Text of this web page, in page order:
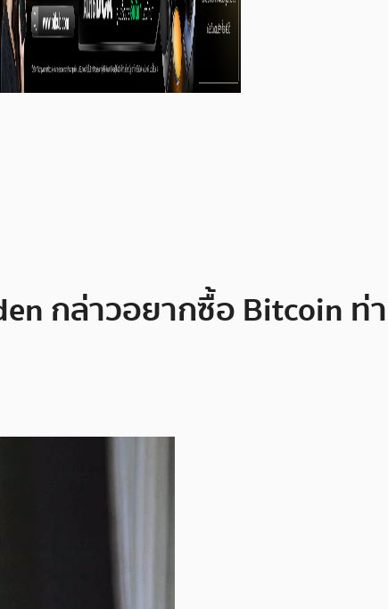
กล่าวอยากซื้อ Bitcoin ท่